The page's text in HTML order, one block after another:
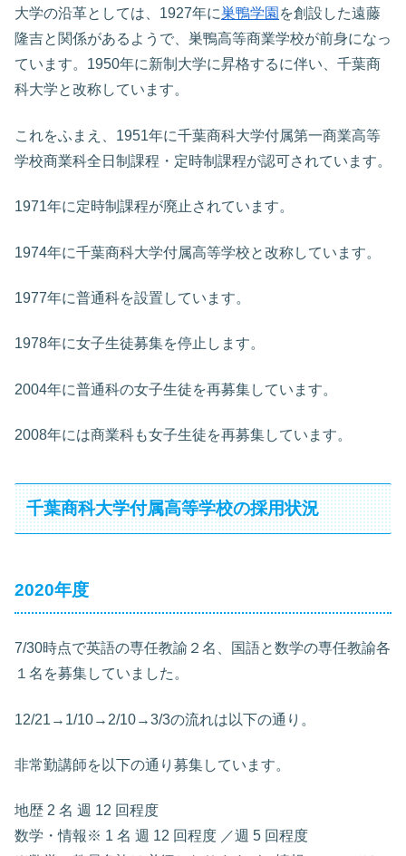
大学の沿革としては、1927年に巣鴨学園 を創設した遠藤
隆吉と関係があるようで、巣鴨高等商業学校が前身になっ
ています。1950年に新制大学に昇格するに伴い、千葉商
科大学と改称しています。
これをふまえ、1951年に千葉商科大学付属第一商業高等
学校商業科全日制課程・定時制課程が認可されています。
1971年に定時制課程が廃止されています。
1974年に千葉商科大学付属高等学校と改称しています。
1977年に普通科を設置しています。
1978年に女子生徒募集を停止します。
2004年に普通科の女子生徒を再募集しています。
2008年には商業科も女子生徒を再募集しています。
千葉商科大学付属高等学校の採用状況
2020年度
7/30時点で英語の専任教諭２名、国語と数学の専任教諭各
１名を募集していました。
12/21→1/10→2/10→3/3の流れは以下の通り。
非常勤講師を以下の通り募集しています。
地歴 2 名 週 12 回程度
数学・情報※ 1 名 週 12 回程度 ／週 5 回程度